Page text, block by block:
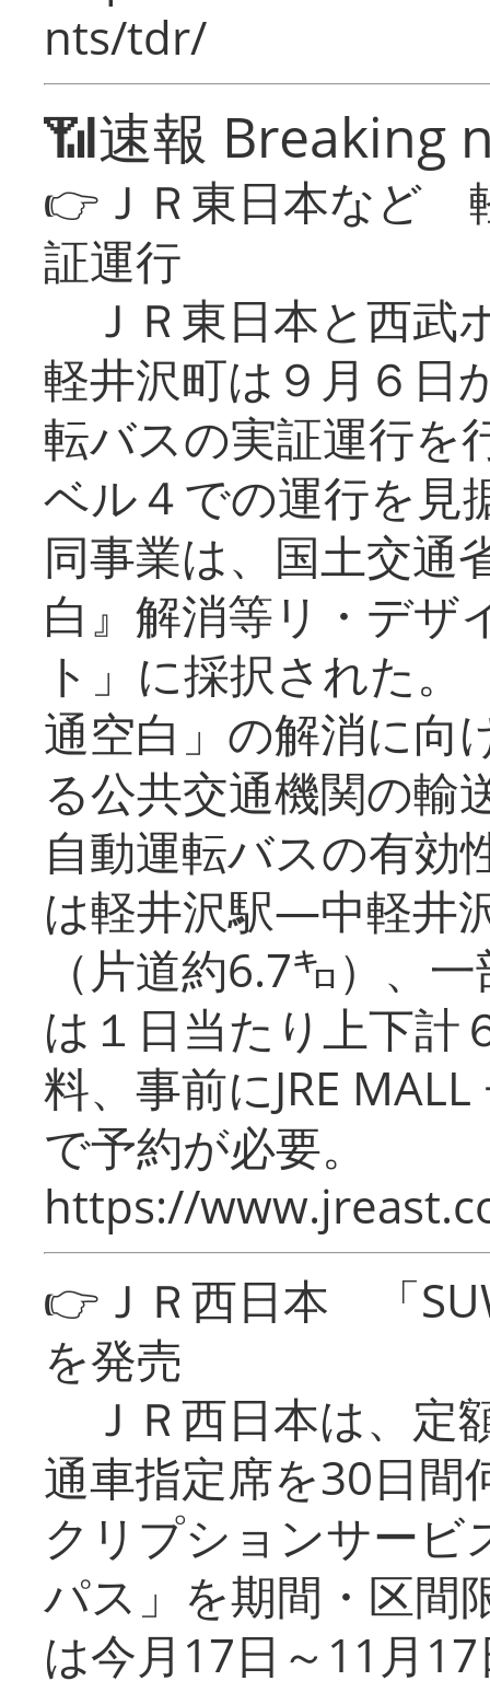
nts/tdr/
📶速報 Breaking
👉ＪＲ東日本など
証運行
ＪＲ東日本と西武
軽井沢町は９月６日
転バスの実証運行を
ベル４での運行を見
同事業は、国土交通
白』解消等リ・デザ
ト」に採択された
通空白」の解消に向
る公共交通機関の輸
自動運転バスの有効
は軽井沢駅―中軽井
（片道約6.7㌔）、
は１日当たり上下計
料、事前にJRE
で予約が必要。
https://
👉ＪＲ西日本 「
を発売
ＪＲ西日本は、定
通車指定席を30日間
クリプションサービ
パス」を期間・区間
は今月17日～11月